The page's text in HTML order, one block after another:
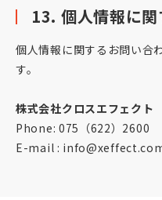
13. 個人情報に
個人情報に関するお問い合
す。
株式会社クロスエフェクト
Phone: 075（622）2600
E-mail :